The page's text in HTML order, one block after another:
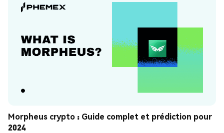
Morpheus crypto : Guide complet et prédiction pour
2024